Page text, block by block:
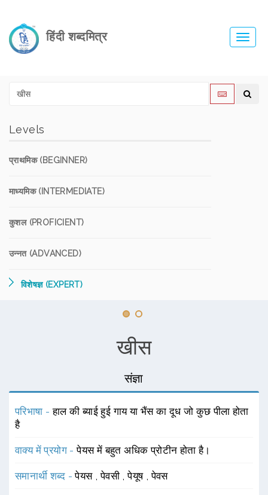
हिंदी शब्दमित्र
Levels
प्राथमिक (BEGINNER)
माध्यमिक (INTERMEDIATE)
कुशल (PROFICIENT)
उन्नत (ADVANCED)
विशेषज्ञ (EXPERT)
खीस
संज्ञा
परिभाषा -हाल की ब्याई हुई गाय या भैंस का दूध जो कुछ पीला होता
है
वाक्य में प्रयोग -पेयस में बहुत अधिक प्रोटीन होता है।
समानार्थी शब्द -पेयस ,पेवसी ,पेयूष ,पेवस